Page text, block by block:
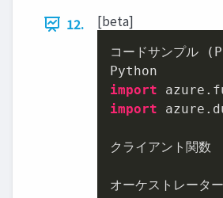
12.
[beta]
コードサンプル
import
import
クライアント関数
オーケストレータ